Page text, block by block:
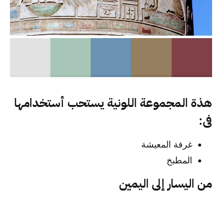
هذة المجموعة اللونية يستحب أستخدامها
فى:
غرفة المعيشة
المطبخ
من اليسار إلى اليمين